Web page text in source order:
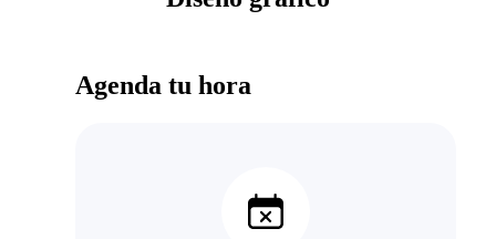
Agenda tu hora